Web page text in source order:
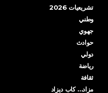
تشريعيات 2026
وطني
جهوي
حوادث
دولي
رياضة
ثقافة
مزاد… كاب ديزاد